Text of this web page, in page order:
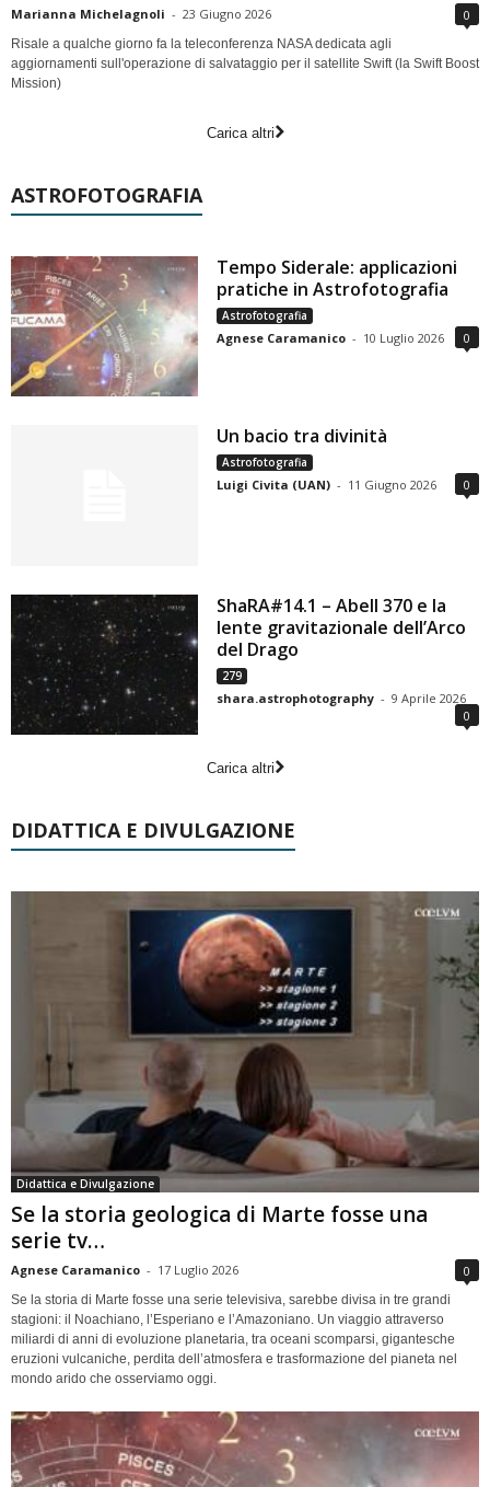
Marianna Michelagnoli - 23 Giugno 2026 0
Risale a qualche giorno fa la teleconferenza NASA dedicata agli
aggiornamenti sull'operazione di salvataggio per il satellite Swift (la Swift Boost
Mission)
Carica altri
ASTROFOTOGRAFIA
Tempo Siderale: applicazioni
pratiche in Astrofotografia
Astrofotografia
Agnese Caramanico - 10 Luglio 2026 0
Un bacio tra divinità
Astrofotografia
Luigi Civita (UAN) - 11 Giugno 2026 0
ShaRA#14.1 – Abell 370 e la
lente gravitazionale dell’Arco
del Drago
279
shara.astrophotography - 9 Aprile 2026
0
Carica altri
DIDATTICA E DIVULGAZIONE
Didattica e Divulgazione
Se la storia geologica di Marte fosse una
serie tv…
Agnese Caramanico - 17 Luglio 2026 0
Se la storia di Marte fosse una serie televisiva, sarebbe divisa in tre grandi
stagioni: il Noachiano, l’Esperiano e l’Amazoniano. Un viaggio attraverso
miliardi di anni di evoluzione planetaria, tra oceani scomparsi, gigantesche
eruzioni vulcaniche, perdita dell’atmosfera e trasformazione del pianeta nel
mondo arido che osserviamo oggi.